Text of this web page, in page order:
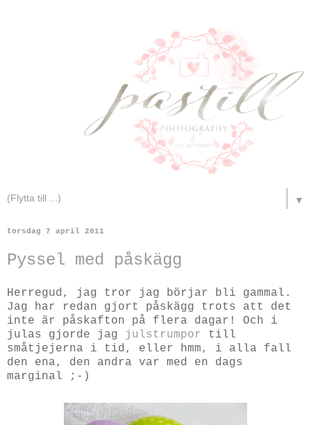
▼
torsdag 7 april 2011
Pyssel med påskägg
Herregud, jag tror jag börjar bli gammal.
Jag har redan gjort påskägg trots att det
inte är påskafton på flera dagar! Och i
julas gjorde jag
julstrumpor
till
småtjejerna i tid, eller hmm, i alla fall
den ena, den andra var med en dags
marginal ;-)